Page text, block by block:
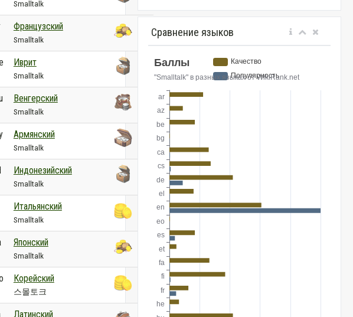
Smalltalk
Французский
Smalltalk
Иврит
Smalltalk
Венгерский
Smalltalk
Армянский
Smalltalk
Индонезийский
Smalltalk
Итальянский
Smalltalk
Японский
Smalltalk
Корейский
스몰토크
Латинский
Сравнение языков